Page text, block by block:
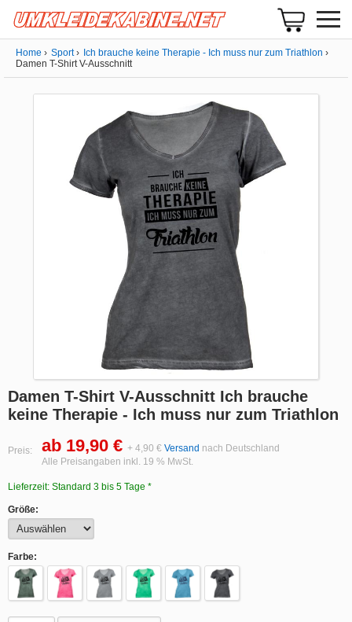
Home Sport
Ich brauche keine Therapie - Ich muss nur zum Triathlon
Damen T-Shirt V-Ausschnitt
Damen T-Shirt V-Ausschnitt Ich brauche
keine Therapie - Ich muss nur zum Triathlon
Preis: ab 19,90 € + 4,90 € Versand nach Deutschland
Alle Preisangaben inkl. 19 % MwSt.
Lieferzeit: Standard 3 bis 5 Tage *
Größe:
Farbe: